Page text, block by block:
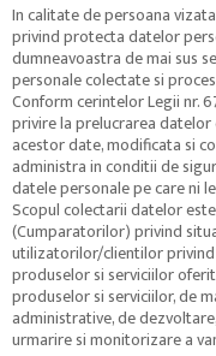
In calitate de persoana
privind protecta datelor
dumneavoastra de mai sus
personale colectate si
Conform cerintelor Legii nr.
privire la prelucrarea
acestor date, modificata si
administra in conditii de
datele personale pe care ni
Scopul colectarii datelor
(Cumparatorilor) privind
utilizatorilor/clientilor privind
produselor si serviciilor
produselor si serviciilor, de
administrative, de
urmarire si monitorizare a